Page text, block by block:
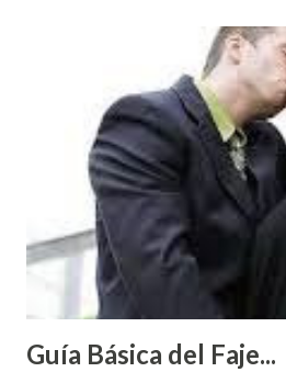
Guía Básica del Faje...